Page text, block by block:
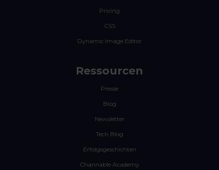
Pricing
CSS
Dynamic Image Editor
Ressourcen
Presse
Blog
Newsletter
Tech Blog
Erfolgsgeschichten
Channable Academy